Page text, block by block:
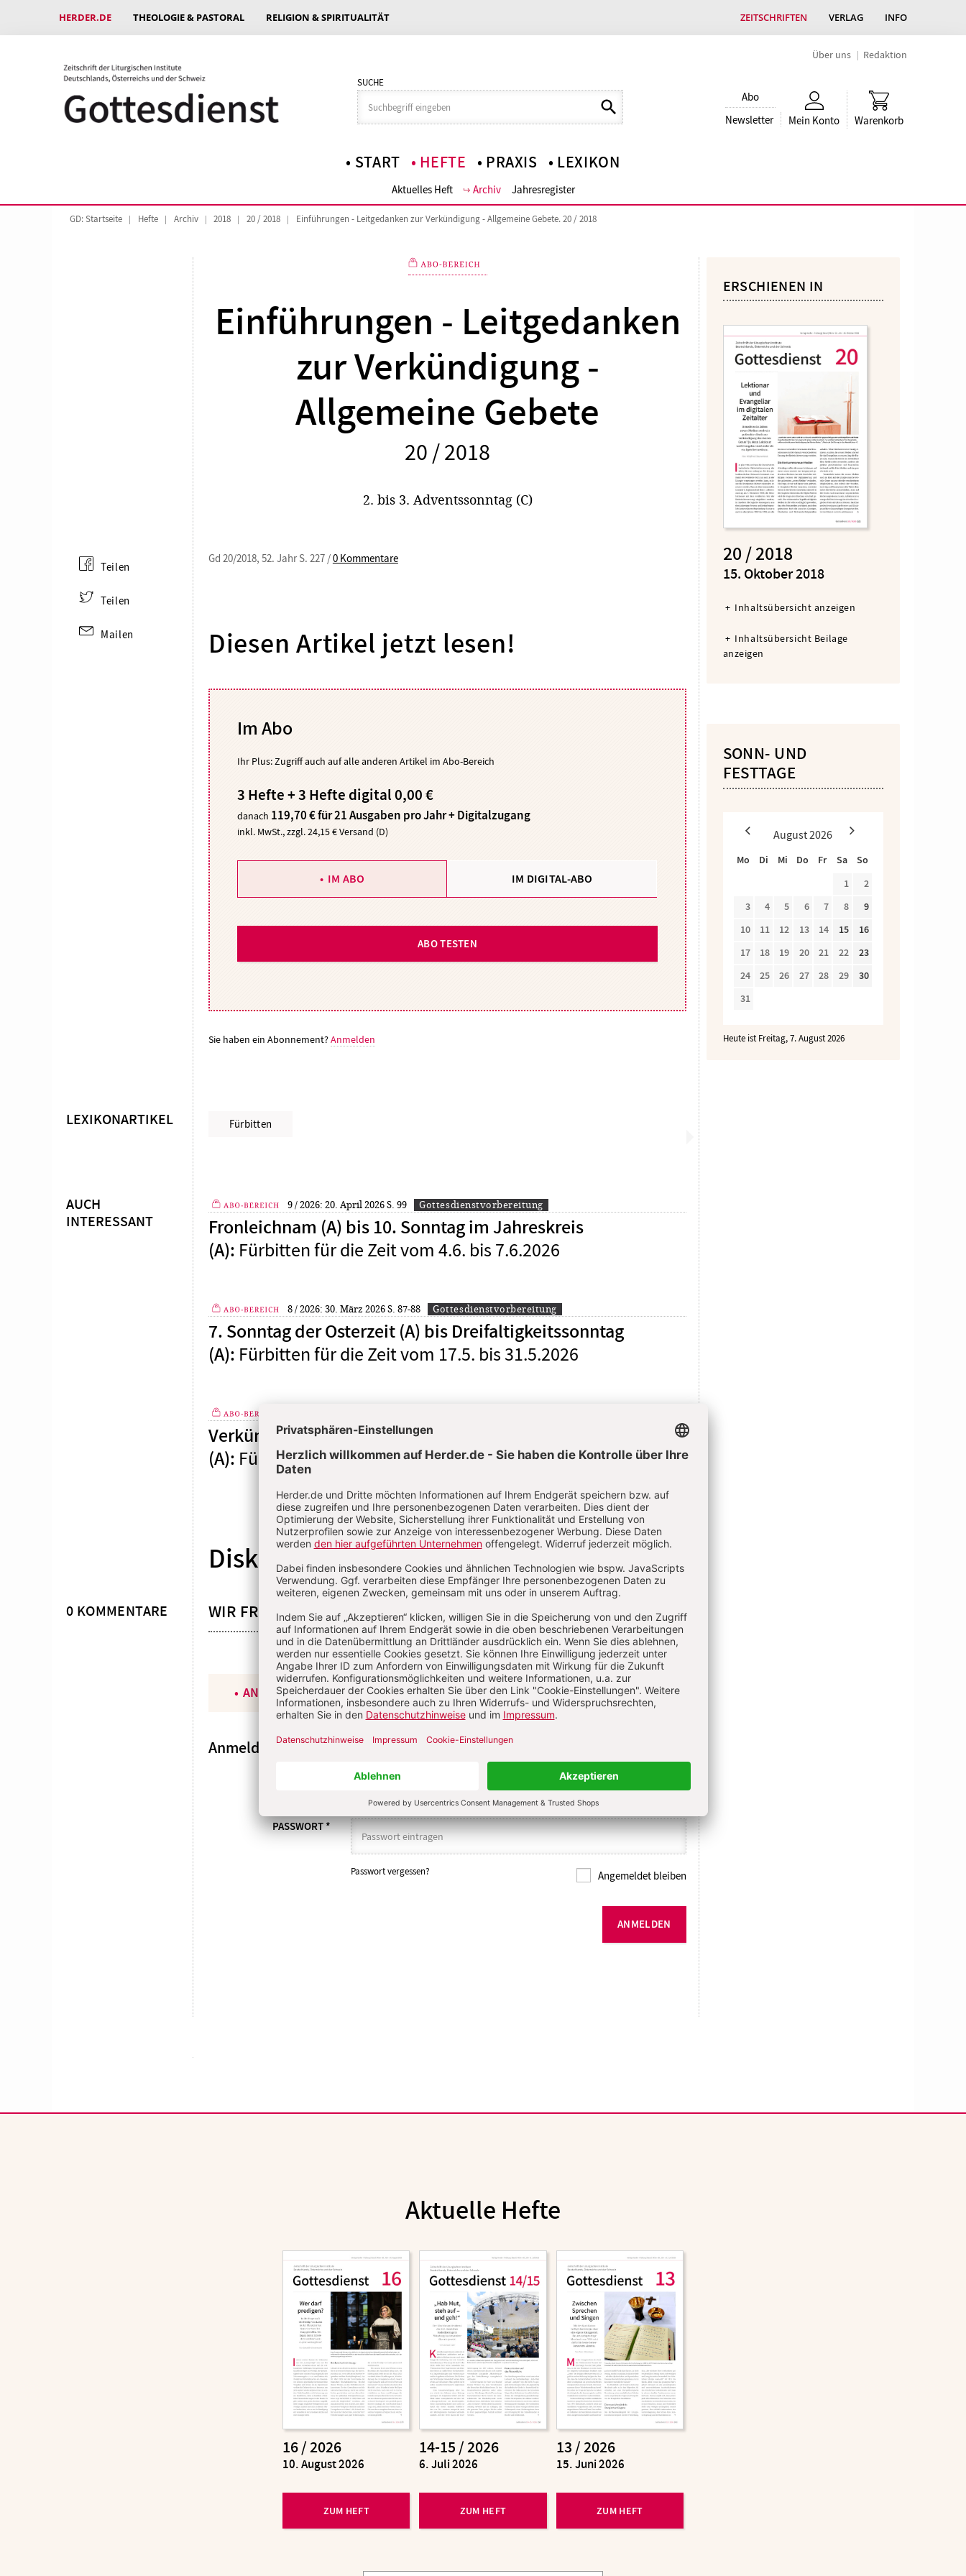
HERDER.DE THEOLOGIE & PASTORAL RELIGION & SPIRITUALITÄT ZEITSCHRIFTEN VERLAG INFO
Über uns Redaktion
SUCHE
Abo
Newsletter
Mein Konto Warenkorb
START HEFTE PRAXIS LEXIKON
Aktuelles Heft Archiv Jahresregister
GD: Startseite Hefte Archiv 2018 20 / 2018 Einführungen - Leitgedanken zur Verkündigung - Allgemeine Gebete. 20 / 2018
Einführungen - Leitgedanken
zur Verkündigung -
Allgemeine Gebete
:
20 / 2018
2. bis 3. Adventssonntag (C)
Gd 20/2018, 52. Jahr S. 227 /0 Kommentare
Diesen Artikel jetzt lesen!
Im Abo
Ihr Plus: Zugriff auch auf alle anderen Artikel im Abo-Bereich
3 Hefte + 3 Hefte digital 0,00 €
danach 119,70 € für 21 Ausgaben pro Jahr + Digitalzugang
inkl. MwSt., zzgl. 24,15 € Versand (D)
IM ABO IM DIGITAL-ABO
ABO TESTEN
Sie haben ein Abonnement?Anmelden
Teilen
Teilen
Mailen
Überschrift
LEXIKONARTIKEL Fürbitten
AUCH
INTERESSANT
Plus
9 / 2026: 20. April 2026S. 99 Gottesdienstvorbereitung
Fronleichnam (A) bis 10. Sonntag im Jahreskreis
(A): Fürbitten für die Zeit vom 4.6. bis 7.6.2026
Plus
8 / 2026: 30. März 2026S. 87-88 Gottesdienstvorbereitung
7. Sonntag der Osterzeit (A) bis Dreifaltigkeitssonntag
(A): Fürbitten für die Zeit vom 17.5. bis 31.5.2026
Plus
Verkündigung des Herrn bis Ostern - In der Nacht
(A): Fürbitten für die Zeit vom 25.3. bis 5.4.2026
Diskussion KOMMENTIEREN
0 KOMMENTARE WIR FREUEN UNS ÜBER IHREN KOMMENTAR
ANGEMELDET KOMMENTIEREN ALS GAST KOMMENTIEREN
Anmeldung
PASSWORT*
Passwort vergessen? Angemeldet bleiben
ANMELDEN
ERSCHIENEN IN
20 / 2018
:
15. Oktober 2018
Inhaltsübersicht anzeigen
Inhaltsübersicht Beilage
anzeigen
SONN- UND
FESTTAGE
August2026
Mo Di Mi Do Fr Sa
So
1
2
3
4 5 6 7 8
9
10
11 12 13 14 15
16
17
18 19 20 21 22
23
24
25 26 27 28 29
30
31
Heute ist Freitag, 7. August 2026
Aktuelle Hefte
16 / 2026
:
10. August 2026
ZUM HEFT
14-15 / 2026
:
6. Juli 2026
ZUM HEFT
13 / 2026
:
15. Juni 2026
ZUM HEFT